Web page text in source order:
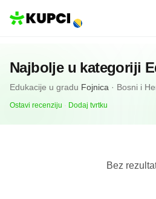
Najbolje u kategoriji
Edukacije u gradu Fojnica · Bosni i
Ostavi recenziju Dodaj tvrtku
Bez